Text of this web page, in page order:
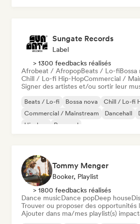
Sungate Records
Label
> 1300 feedbacks réalisés
Afrobeat / AfropopBeats / Lo-fiBossa
Chill / Lo-fi Hip-HopCommercial /
Signer des artistes et/ou sortir leur
Beats / Lo-fi Bossa nova
Chill / Lo-fi
Commercial / Mainstream
Dancehall
Hip-hop
Pop soul
Tommy Menger
Booker, Playlist
> 1800 feedbacks réalisés
Dance musicDance popDeep house
Trouver ou proposer des opportunités
Ajouter dans ma/mes playlist(s)